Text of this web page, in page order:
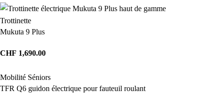
Trottinette
Mukuta 9 Plus
CHF 1,690.00
Mobilité Séniors
TFR Q6 guidon électrique pour fauteuil roulant